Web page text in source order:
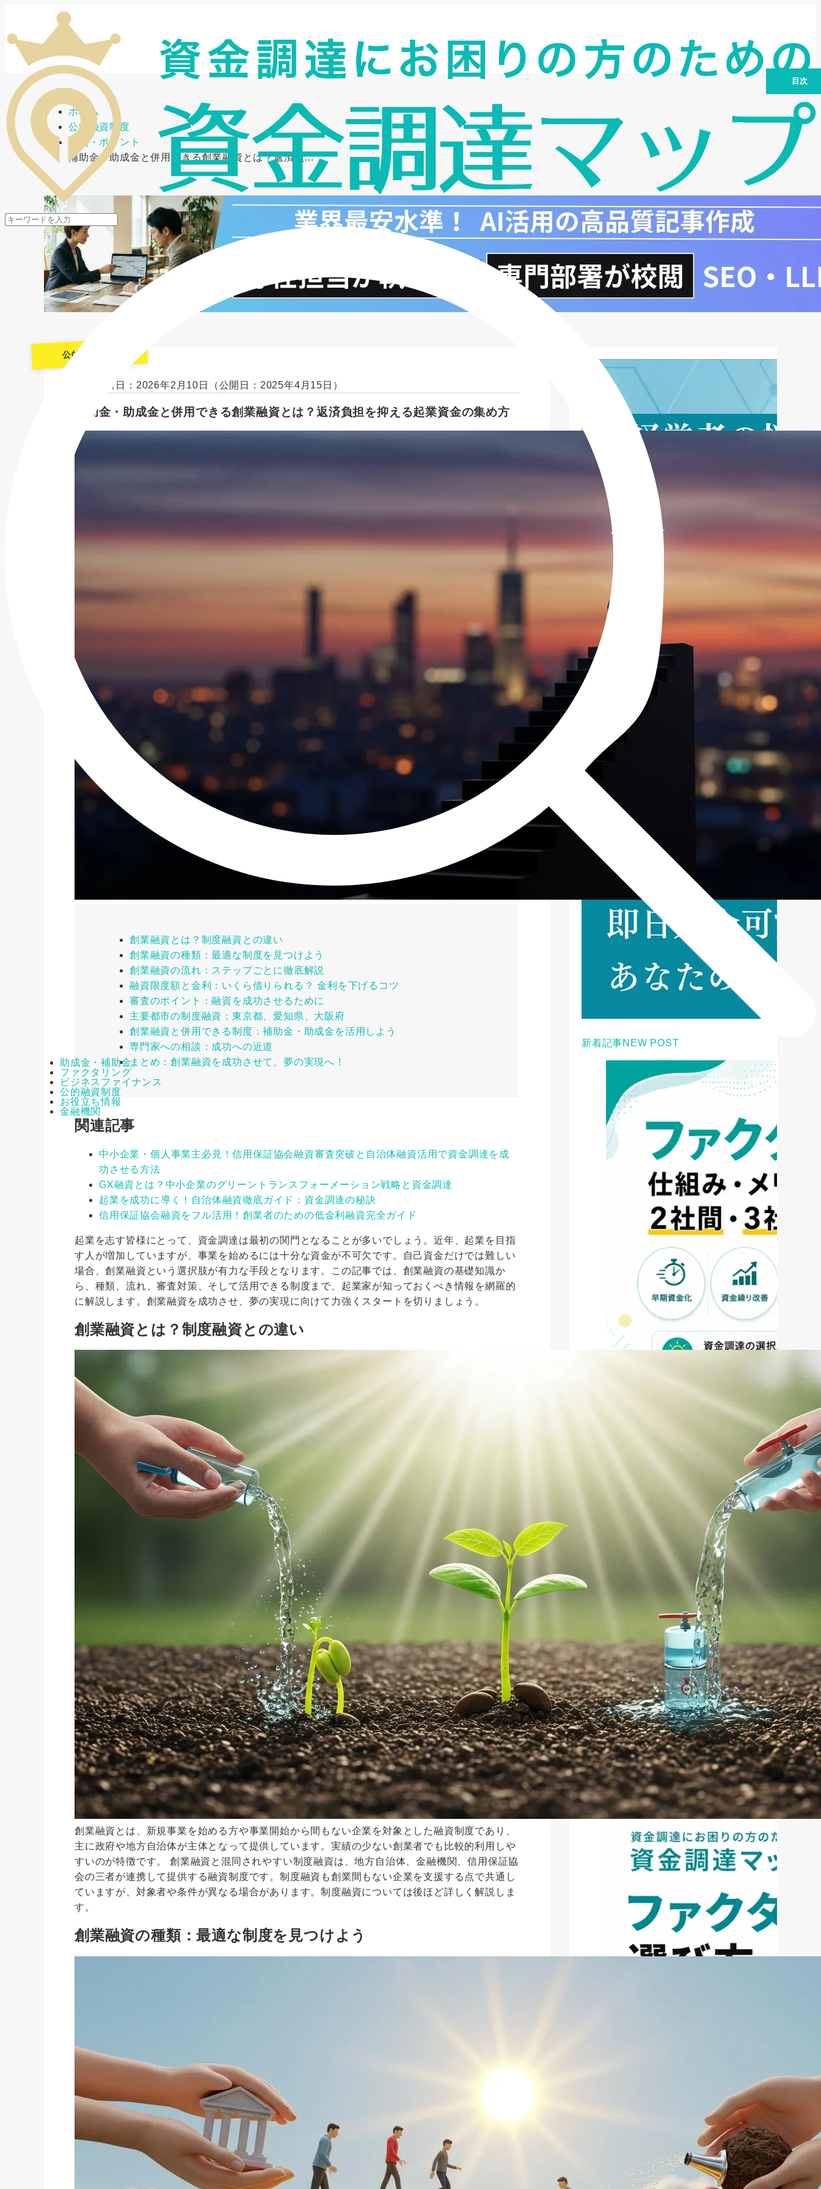
メニューを開閉
助成金・補助金
ファクタリング
ビジネスファイナンス
公的融資制度
お役立ち情報
金融機関
ホーム
公的融資制度
要点・ポイント
補助金・助成金と併用できる創業融資とは？返済負…
公的融資制度
最終更新日：2026年2月10日 （公開日：2025年4月15日）
補助金・助成金と併用できる創業融資とは？返済負担を抑える起業資金の集め方
創業融資とは？制度融資との違い
創業融資の種類：最適な制度を見つけよう
創業融資の流れ：ステップごとに徹底解説
融資限度額と金利：いくら借りられる？ 金利を下げるコツ
審査のポイント：融資を成功させるために
主要都市の制度融資：東京都、愛知県、大阪府
創業融資と併用できる制度：補助金・助成金を活用しよう
専門家への相談：成功への近道
まとめ：創業融資を成功させて、夢の実現へ！
関連記事
中小企業・個人事業主必見！信用保証協会融資審査突破と自治体融資活用で資金調達を成
功させる方法
GX融資とは？中小企業のグリーントランスフォーメーション戦略と資金調達
起業を成功に導く！自治体融資徹底ガイド：資金調達の秘訣
信用保証協会融資をフル活用！創業者のための低金利融資完全ガイド
起業を志す皆様にとって、資金調達は最初の関門となることが多いでしょう。近年、起業を目指
す人が増加していますが、事業を始めるには十分な資金が不可欠です。自己資金だけでは難しい
場合、創業融資という選択肢が有力な手段となります。この記事では、創業融資の基礎知識か
ら、種類、流れ、審査対策、そして活用できる制度まで、起業家が知っておくべき情報を網羅的
に解説します。創業融資を成功させ、夢の実現に向けて力強くスタートを切りましょう。
創業融資とは？制度融資との違い
創業融資とは、新規事業を始める方や事業開始から間もない企業を対象とした融資制度であり、
主に政府や地方自治体が主体となって提供しています。実績の少ない創業者でも比較的利用しや
すいのが特徴です。 創業融資と混同されやすい制度融資は、地方自治体、金融機関、信用保証協
会の三者が連携して提供する融資制度です。制度融資も創業間もない企業を支援する点で共通し
ていますが、対象者や条件が異なる場合があります。制度融資については後ほど詳しく解説しま
す。
創業融資の種類：最適な制度を見つけよう
新着記事NEW POST
ファクタリングとは？仕組み・メ
ファクタリング
ペイトナーファクタリングの活用
法｜中小企業・個...
2026年8月5日
ファクタリング
目次
創業融資の種類：最適な制度を見つけよ
う
創業融資の流れ：ステップごとに徹底解
融資限度額と金利：いくら借りられる？
金利を下げるコツ
審査のポイント：融資を成功させるため
に
主要都市の制度融資：東京都、愛知県、
大阪府
創業融資と併用できる制度：補助金・助
成金を活用しよう
専門家への相談：成功への近道